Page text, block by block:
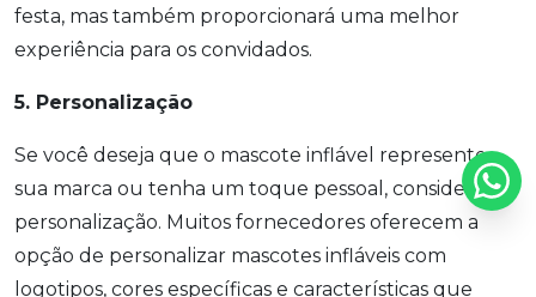
festa, mas também proporcionará uma melhor
experiência para os convidados.
5. Personalização
Se você deseja que o mascote inflável represente
sua marca ou tenha um toque pessoal, considere a
personalização. Muitos fornecedores oferecem a
opção de personalizar mascotes infláveis com
logotipos, cores específicas e características que